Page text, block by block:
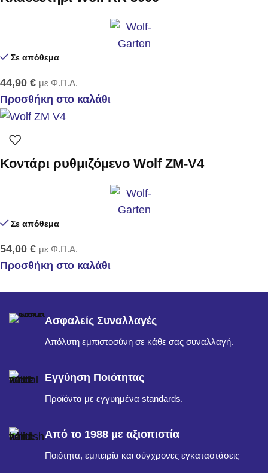
Σε απόθεμα
44,90 € με Φ.Π.Α.
Προσθήκη στο καλάθι
Κοντάρι ρυθμιζόμενο Wolf ZM-V4
Σε απόθεμα
54,00 € με Φ.Π.Α.
Προσθήκη στο καλάθι
Ασφαλείς Συναλλαγές
Απόλυτη εμπιστοσύνη σε κάθε σας συναλλαγή.
Εγγύηση Ποιότητας
Προϊόντα με εγγυημένα standards.
Από το 1988 με αξιοπιστία
Ποιότητα, εμπειρία και σύγχρονες εγκαταστάσεις